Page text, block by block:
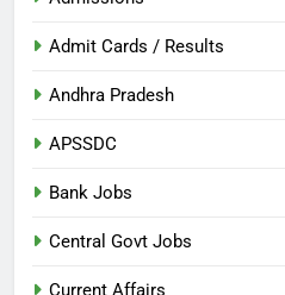
Admit Cards / Results
Andhra Pradesh
APSSDC
Bank Jobs
Central Govt Jobs
Current Affairs